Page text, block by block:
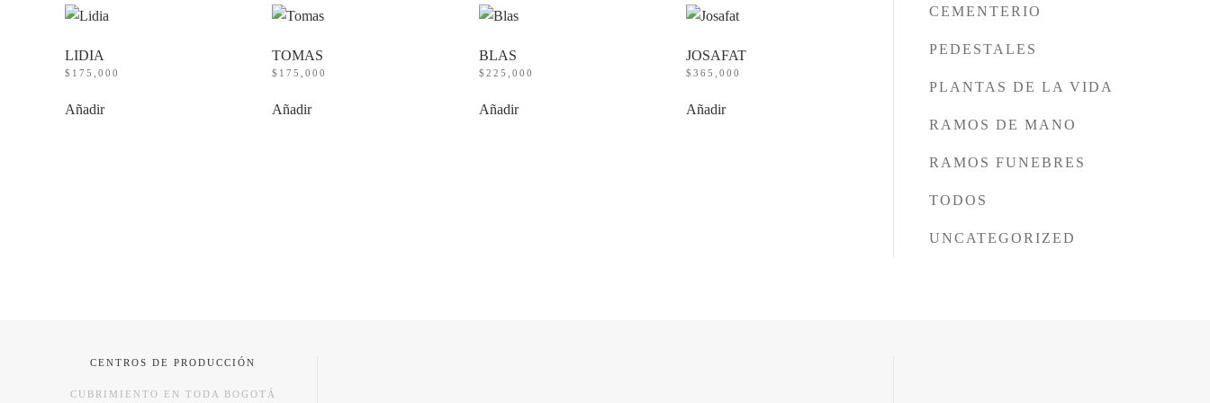
LIDIA
$ 175,000
Añadir
TOMAS
$ 175,000
Añadir
BLAS
$ 225,000
Añadir
JOSAFAT
$ 365,000
Añadir
CEMENTERIO
PEDESTALES
PLANTAS DE LA VIDA
RAMOS DE MANO
RAMOS FUNEBRES
TODOS
UNCATEGORIZED
CENTROS DE PRODUCCIÓN
CUBRIMIENTO EN TODA BOGOTÁ